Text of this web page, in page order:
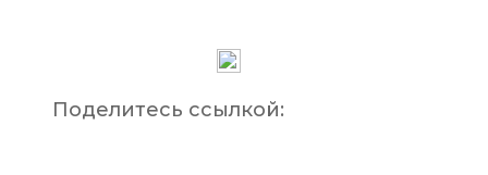
Поделитесь ссылкой: